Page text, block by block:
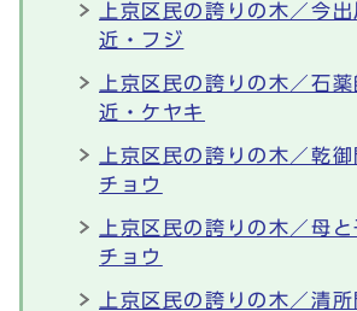
上京区民の誇りの木／今
近・フジ
上京区民の誇りの木／石
近・ケヤキ
上京区民の誇りの木／乾
チョウ
上京区民の誇りの木／母
チョウ
上京区民の誇りの木／清